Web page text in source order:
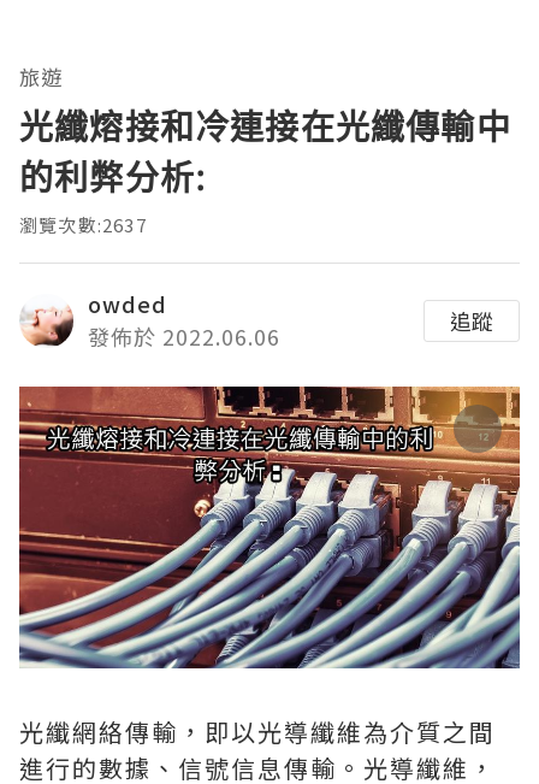
旅遊
光纖熔接和冷連接在光纖傳輸中
的利弊分析:
瀏覽次數:2637
owded
發佈於 2022.06.06
追蹤
光纖網絡傳輸，即以光導纖維為介質之間
進行的數據、信號信息傳輸。光導纖維，